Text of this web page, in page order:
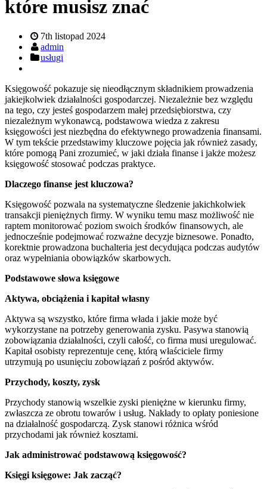
które musisz znać
7th listopad 2024
admin
usługi
Księgowość pokazuje się nieodłącznym składnikiem prowadzenia
jakiejkolwiek działalności gospodarczej. Niezależnie bez względu
na tego, czy jesteś gospodarzem małej przedsiębiorstwa, czy
niezależnym wykonawcą, podstawowa wiedza z zakresu
księgowości jest niezbędna do efektywnego prowadzenia finansami.
W tym tekście przedstawimy kluczowe pojęcia jak również zasady,
które pomogą Pani zrozumieć, w jaki działa finanse i jakże możesz
księgowość stosować podczas praktyce.
Dlaczego finanse jest kluczowa?
Księgowość pozwala na systematyczne śledzenie jakichkolwiek
transakcji pieniężnych firmy. W wyniku temu masz możliwość nie
raptem monitorować poziom swoich środków finansowych, ale
jednocześnie podejmować rozważne decyzje biznesowe. Ponadto,
korektnie prowadzona buchalteria jest decydująca podczas audytów
oraz wypełniania obowiązków skarbowych.
Podstawowe słowa księgowe
Aktywa, obciążenia i kapitał własny
Aktywa są wszystko, które firma włada i jakie może być
wykorzystane na potrzeby generowania zysku. Pasywa stanowią
zobowiązania działalności, czyli całość, co firma musi uregulować.
Kapitał osobisty reprezentuje cenę, którą właściciele firmy
utrzymują po usunięciu zobowiązań z pośród aktywów.
Przychody, koszty, zysk
Przychody stanowią wszelkie zyski pieniężne w kierunku firmy,
zwłaszcza ze obrotu towarów i usług. Nakłady to opłaty poniesione
na działalność gospodarczą. Zysk stanowi różnica wśród
przychodami jak również kosztami.
Jak administrować podstawową księgowość?
Księgi księgowe: Jak zacząć?